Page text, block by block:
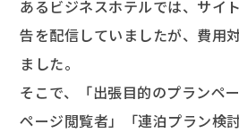
あるビジネスホテルでは、サイ
告を配信していましたが、費用
ました。
そこで、「出張目的のプランペ
ページ閲覧者」「連泊プラン検